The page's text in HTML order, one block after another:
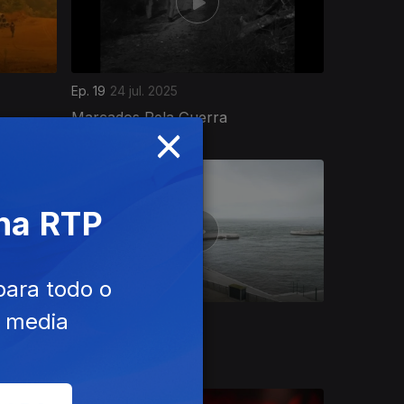
Ep. 19 24 jul. 2025
Marcados Pela Guerra
×
RTP
todo o